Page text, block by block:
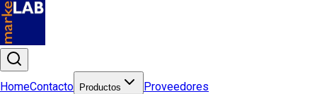
HomeContacto Productos Proveedores